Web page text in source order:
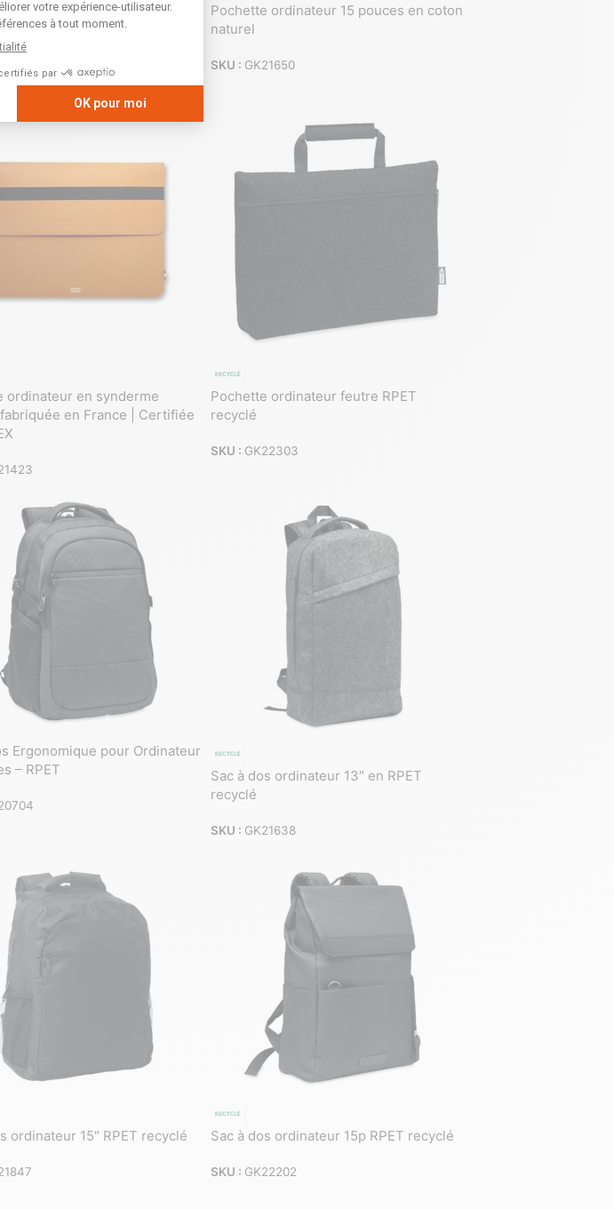
en feutrine
personnalisable
Pochette ordinateur 15 pouces en coton
naturel
SKU : GK21650
ordinateur en synderme
en France | Certifiée
Pochette ordinateur feutre RPET
recyclé
SKU : GK22303
Ergonomique pour Ordinateur
– RPET
Sac à dos ordinateur 13″ en RPET
recyclé
SKU : GK21638
ordinateur 15″ RPET recyclé Sac à dos ordinateur 15p RPET recyclé
SKU : GK22202